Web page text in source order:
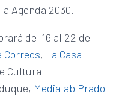
Agenda 2030.
del 16 al 22 de
Correos, La Casa
Cultura
Medialab Prado